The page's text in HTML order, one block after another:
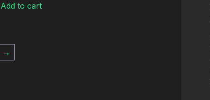
Add to cart
→